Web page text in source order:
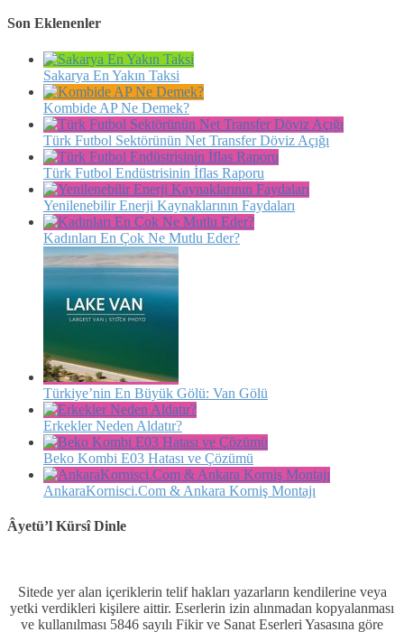
Son Eklenenler
Sakarya En Yakın Taksi
Kombide AP Ne Demek?
Türk Futbol Sektörünün Net Transfer Döviz Açığı
Türk Futbol Endüstrisinin İflas Raporu
Yenilenebilir Enerji Kaynaklarının Faydaları
Kadınları En Çok Ne Mutlu Eder?
Türkiye’nin En Büyük Gölü: Van Gölü
Erkekler Neden Aldatır?
Beko Kombi E03 Hatası ve Çözümü
AnkaraKornisci.Com & Ankara Korniş Montajı
Âyetü’l Kürsî Dinle
Sitede yer alan içeriklerin telif hakları yazarların kendilerine veya
yetki verdikleri kişilere aittir. Eserlerin izin alınmadan kopyalanması
ve kullanılması 5846 sayılı Fikir ve Sanat Eserleri Yasasına göre